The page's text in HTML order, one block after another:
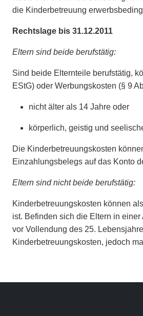
die Kinderbetreuung
Rechtslage bis 31.12.2011
Eltern sind beide berufstätig:
Sind beide Elternteile berufstätig,
EStG) oder Werbungskosten (§ 9
nicht älter als 14 Jahre oder
körperlich, geistig und
Die Kinderbetreuungskosten
Einzahlungsbelegs auf das Konto
Eltern sind nicht beide berufstätig:
Kinderbetreuungskosten können
ist. Befinden sich die Eltern in
vor Vollendung des 25.
Kinderbetreuungskosten, jedoch